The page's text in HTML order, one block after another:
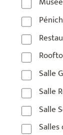
Salle
Salle
Salle